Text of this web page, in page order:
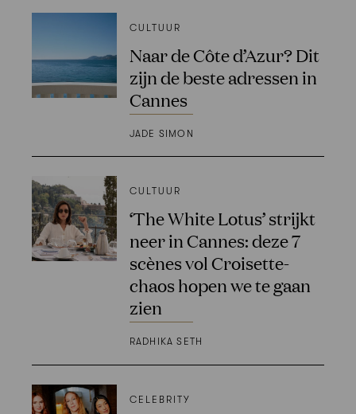
CULTUUR
Naar de Côte d’Azur? Dit
zijn de beste adressen in
Cannes
JADE SIMON
CULTUUR
‘The White Lotus’ strijkt
neer in Cannes: deze 7
scènes vol Croisette-
chaos hopen we te gaan
zien
RADHIKA SETH
CELEBRITY